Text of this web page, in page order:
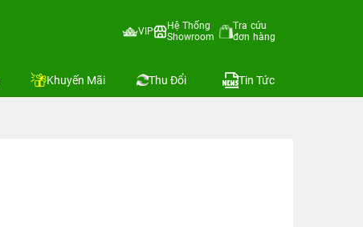
VIP
Hệ Thống
Showroom
Tra cứu
đơn hàng
Khuyến Mãi Thu Đổi Tin Tức